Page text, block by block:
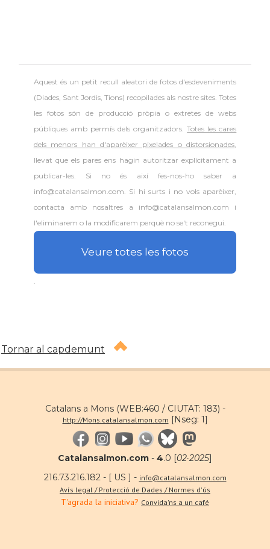
Aquest és un petit recull aleatori defotos d'esdeveniments
(Diades, Sant Jordis, Tions) recopilades als nostre sites. Totes
les fotos són de producció pròpia o extretes de webs
públiques amb permís dels organitzadors.Totes les cares
dels menors han d'aparèixer pixelades o distorsionades,
llevat que els pares ens hagin autoritzar explícitament a
publicar-les. Si no és així fes-nos-ho saber a
info@catalansalmon.com. Si hi surts i no vols aparèixer,
contacta amb nosaltres a info@catalansalmon.com i
l'eliminarem o la modificarem perquè no se't reconegui.
Veure totes les fotos
Tornar al capdemunt
Catalans a Mons (WEB:460 / CIUTAT: 183) -
http://Mons.catalansalmon.com [Nseg: 1]
Catalansalmon.com - 4.0 [02·2025]
216.73.216.182 - [ US ] - info@catalansalmon.com
Avís legal / Protecció de Dades / Normes d'ús
T'agrada la iniciativa? Convida'ns a un café